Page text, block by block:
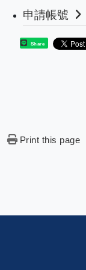
申請帳號
Share
Print this page